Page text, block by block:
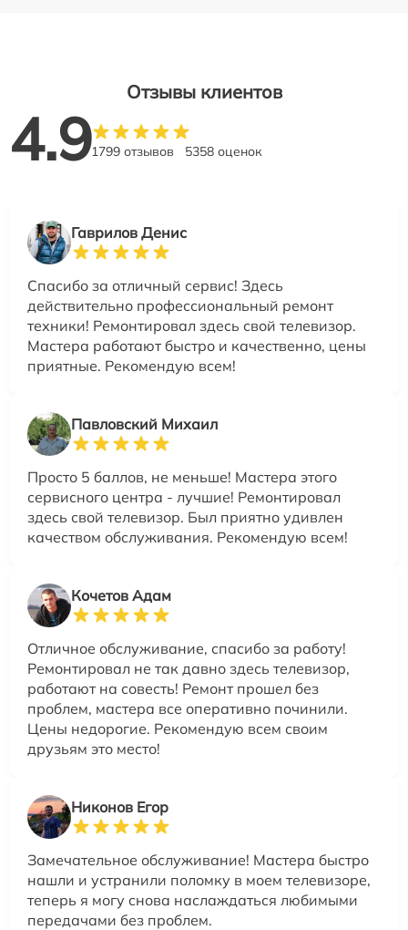
Отзывы клиентов
4.91799 отзывов 5358 оценок
Гаврилов Денис
Спасибо за отличный сервис! Здесь
действительно профессиональный ремонт
техники! Ремонтировал здесь свой телевизор.
Мастера работают быстро и качественно, цены
приятные. Рекомендую всем!
Павловский Михаил
Просто 5 баллов, не меньше! Мастера этого
сервисного центра - лучшие! Ремонтировал
здесь свой телевизор. Был приятно удивлен
качеством обслуживания. Рекомендую всем!
Кочетов Адам
Отличное обслуживание, спасибо за работу!
Ремонтировал не так давно здесь телевизор,
работают на совесть! Ремонт прошел без
проблем, мастера все оперативно починили.
Цены недорогие. Рекомендую всем своим
друзьям это место!
Никонов Егор
Замечательное обслуживание! Мастера быстро
нашли и устранили поломку в моем телевизоре,
теперь я могу снова наслаждаться любимыми
передачами без проблем.